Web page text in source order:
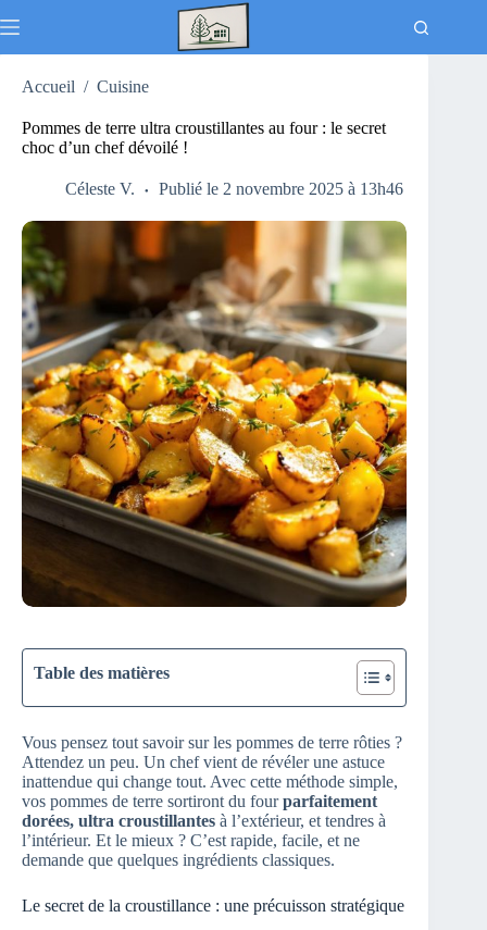
au
Accueil / Cuisine
Pommes de terre ultra croustillantes au four : le secret
choc d’un chef dévoilé !
Céleste V. Publié le 2 novembre 2025 à 13h46
Table des matières
Vous pensez tout savoir sur les pommes de terre rôties ?
Attendez un peu. Un chef vient de révéler une astuce
inattendue qui change tout. Avec cette méthode simple,
vos pommes de terre sortiront du fourparfaitement
dorées, ultra croustillantes à l’extérieur, et tendres à
l’intérieur. Et le mieux ? C’est rapide, facile, et ne
demande que quelques ingrédients classiques.
Le secret de la croustillance : une précuisson stratégique